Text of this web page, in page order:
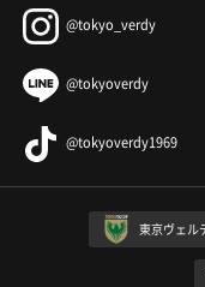
@tokyo_verdy
@tokyoverdy
@tokyoverdy1969
東京ヴェル